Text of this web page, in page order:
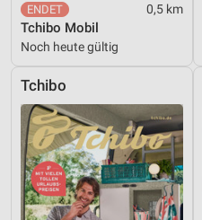
0,5 km
Tchibo Mobil
Noch heute gültig
Tchibo
Werbung